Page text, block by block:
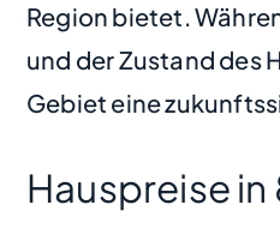
Region bietet.
und der Zustand des
Gebiet eine
Hauspreise